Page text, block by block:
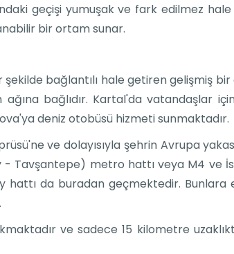
geçişi yumuşak ve fark edilmez
bir ortam sunar.
bağlantılı hale getiren gelişmiş
bağlıdır. Kartal'da vatandaşlar
deniz otobüsü hizmeti sunmaktadır.
ve dolayısıyla şehrin Avrupa
- Tavşantepe) metro hattı veya M4 ve
hattı da buradan geçmektedir. Bunlara
ve sadece 15 kilometre